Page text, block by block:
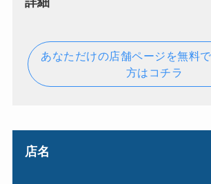
あなただけの店舗ページを無料
方はコチラ
店名